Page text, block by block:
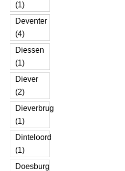
(1)
Deventer
(4)
Diessen
(1)
Diever
(2)
Dieverbrug
(1)
Dinteloord
(1)
Doesburg